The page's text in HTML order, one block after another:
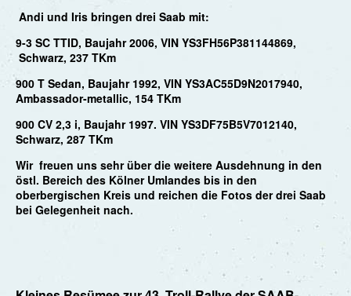
Andi und Iris bringen drei Saab mit:
9-3 SC TTID, Baujahr 2006, VIN YS3FH56P381144869,
Schwarz, 237 TKm
900 T Sedan, Baujahr 1992, VIN YS3AC55D9N2017940,
Ambassador-metallic, 154 TKm
900 CV 2,3 i, Baujahr 1997. VIN YS3DF75B5V7012140,
Schwarz, 287 TKm
Wir freuen uns sehr über die weitere Ausdehnung in den
östl. Bereich des Kölner Umlandes bis in den
oberbergischen Kreis und reichen die Fotos der drei Saab
bei Gelegenheit nach.